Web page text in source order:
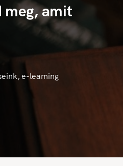
meg, amit
e-learning